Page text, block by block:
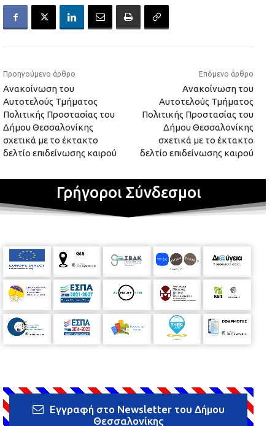
Προηγούμενο άρθρο
Ανακοίνωση του
Αυτοτελούς Τμήματος
Πολιτικής Προστασίας του
Δήμου Θεσσαλονίκης
σχετικά με το έκτακτο
δελτίο επιδείνωσης καιρού
Επόμενο άρθρο
Ανακοίνωση του
Αυτοτελούς Τμήματος
Πολιτικής Προστασίας του
Δήμου Θεσσαλονίκης
σχετικά με το έκτακτο
δελτίο επιδείνωσης καιρού
Γρήγοροι Σύνδεσμοι
Εγγραφή στο Newsletter του Δήμου
Θεσσαλονίκης